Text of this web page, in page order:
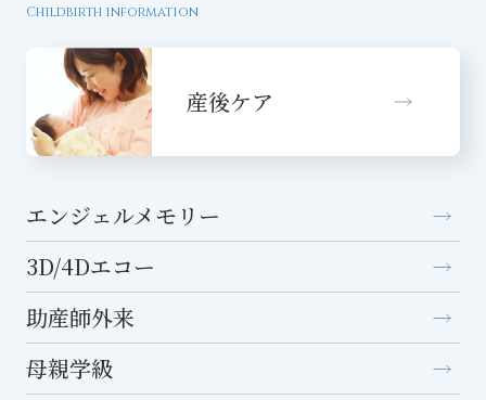
Childbirth information
産後ケア
エンジェルメモリー
3D/4Dエコー
助産師外来
母親学級